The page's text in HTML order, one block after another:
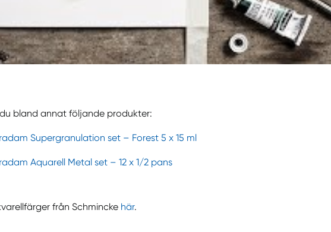
bland annat följande produkter:
Supergranulation set – Forest 5 x 15 ml
Aquarell Metal set – 12 x 1/2 pans
från Schmincke här.